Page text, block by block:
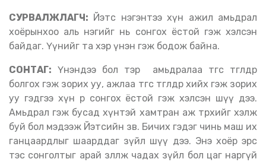
СУРВАЛЖЛАГЧ: Йэтс нэгэнтээ хүн ажил амьдрал
хоёрынхоо аль нэгийг нь сонгох ёстой гэж хэлсэн
байдаг. Үүнийг та хэр үнэн гэж бодож байна.
СОНТАГ: Үнэндээ бол тэр амьдралаа төгс төгөлдөр
болгох гэж зорих уу, ажлаа төгс төгөлдөр хийх гэж зорих
уу гэдгээ хүн өөрөө сонгох ёстой гэж хэлсэн шүү дээ.
Амьдрал гэж бусад хүнтэй хамтран аж төрөхийг хэлж
буй бол мэдээж Йэтсийн зөв. Бичих гэдэг чинь маш их
ганцаардлыг шаарддаг зүйл шүү дээ. Энэ хоёр эрс
тэс сонголтыг арай зөөллөж чадах зүйл бол цаг наргүй